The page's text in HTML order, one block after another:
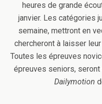
heures de grande
janvier. Les catégories
semaine, mettront en
chercheront à laisser
Toutes les épreuves
épreuves seniors,
Dailymotion